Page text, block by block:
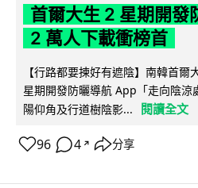
首爾大生 2 星期開發
2 萬人下載衝榜首
【行路都要揀好有遮陰】南韓首
星期開發防曬導航 App「走向陰涼
陽仰角及行道樹陰影...
閱讀全文
96 4 ↗ 分享